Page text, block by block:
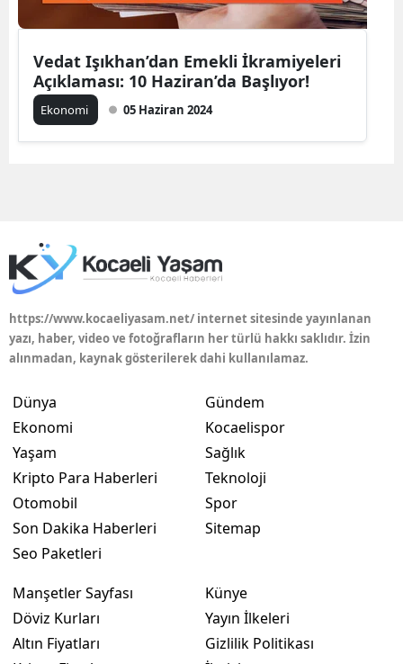
Eskişehir
Gaziantep
Gümüşhane
İstanbul
İzmir
Kastamonu
Konya
Kütahya
Vedat Işıkhan’dan Emekli İkramiyeleri
Açıklaması: 10 Haziran’da Başlıyor!
Ekonomi 05 Haziran 2024
https://www.kocaeliyasam.net/ internet sitesinde yayınlanan
yazı, haber, video ve fotoğrafların her türlü hakkı saklıdır. İzin
alınmadan, kaynak gösterilerek dahi kullanılamaz.
Dünya
Ekonomi
Yaşam
Kripto Para Haberleri
Otomobil
Son Dakika Haberleri
Seo Paketleri
Gündem
Kocaelispor
Sağlık
Teknoloji
Spor
Sitemap
Manşetler Sayfası
Döviz Kurları
Altın Fiyatları
Künye
Yayın İlkeleri
Gizlilik Politikası